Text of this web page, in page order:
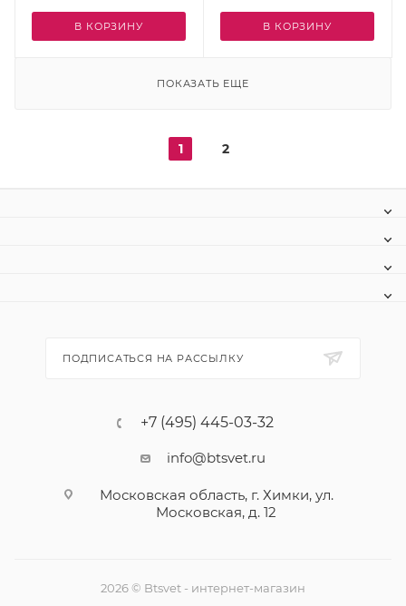
В КОРЗИНУ В КОРЗИНУ
ПОКАЗАТЬ ЕЩЕ
1 2
ПОДПИСАТЬСЯ НА РАССЫЛКУ
+7 (495) 445-03-32
info@btsvet.ru
Московская область, г. Химки, ул.
Московская, д. 12
2026 © Btsvet - интернет-магазин